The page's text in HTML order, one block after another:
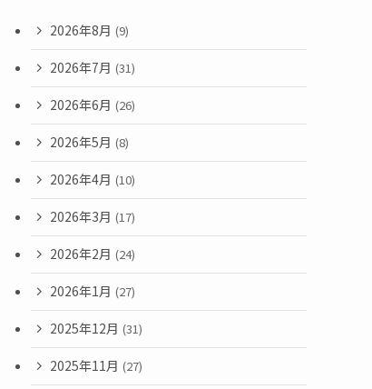
2026年8月 (9)
2026年7月 (31)
2026年6月 (26)
2026年5月 (8)
2026年4月 (10)
2026年3月 (17)
2026年2月 (24)
2026年1月 (27)
2025年12月 (31)
2025年11月 (27)